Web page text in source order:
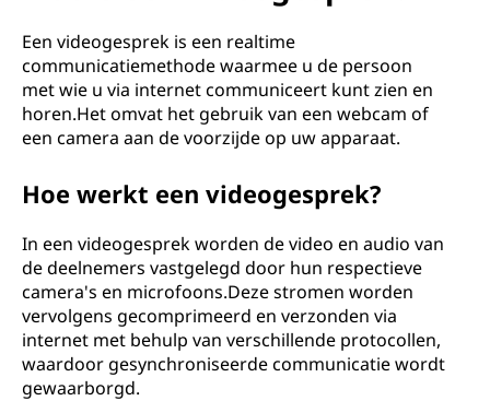
Een videogesprek is een realtime
communicatiemethode waarmee u de persoon
met wie u via internet communiceert kunt zien en
horen.Het omvat het gebruik van een webcam of
een camera aan de voorzijde op uw apparaat.
Hoe werkt een videogesprek?
In een videogesprek worden de video en audio van
de deelnemers vastgelegd door hun respectieve
camera's en microfoons.Deze stromen worden
vervolgens gecomprimeerd en verzonden via
internet met behulp van verschillende protocollen,
waardoor gesynchroniseerde communicatie wordt
gewaarborgd.